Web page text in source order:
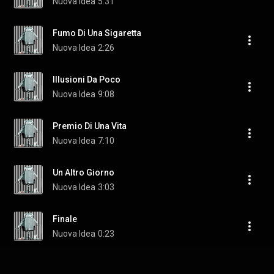
Fumo Di Una Sigaretta
Nuova Idea 2:26
Illusioni Da Poco
Nuova Idea 9:08
Premio Di Una Vita
Nuova Idea 7:10
Un Altro Giorno
Nuova Idea 3:03
Finale
Nuova Idea 0:23